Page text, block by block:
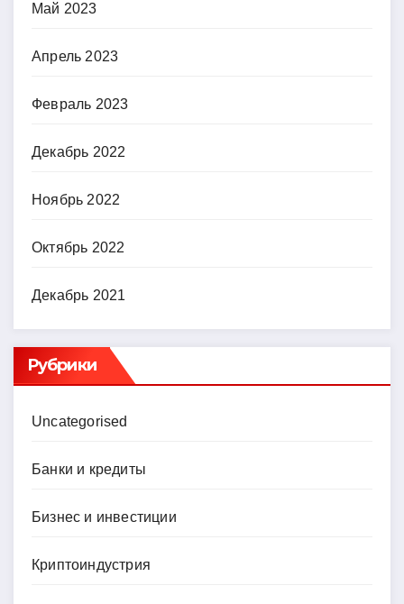
Май 2023
Апрель 2023
Февраль 2023
Декабрь 2022
Ноябрь 2022
Октябрь 2022
Декабрь 2021
Рубрики
Uncategorised
Банки и кредиты
Бизнес и инвестиции
Криптоиндустрия